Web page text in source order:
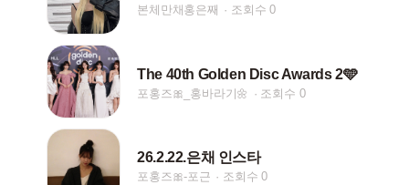
본체만채홍은째 조회수 0
The 40th Golden Disc Awards 2🩵
포홍즈🎀_홍바라기🌼 조회수 0
26.2.22.은채 인스타
포홍즈🎀-포근 조회수 0